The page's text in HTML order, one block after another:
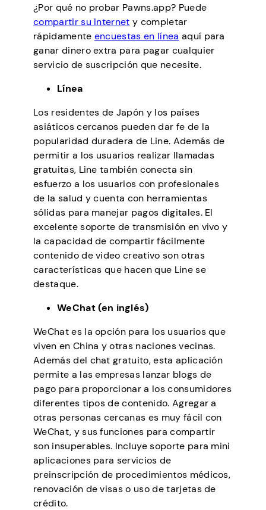
¿Por qué no probar Pawns.app? Puede
compartir su Internet y completar
rápidamente encuestas en línea aquí para
ganar dinero extra para pagar cualquier
servicio de suscripción que necesite.
Línea
Los residentes de Japón y los países
asiáticos cercanos pueden dar fe de la
popularidad duradera de Line. Además de
permitir a los usuarios realizar llamadas
gratuitas, Line también conecta sin
esfuerzo a los usuarios con profesionales
de la salud y cuenta con herramientas
sólidas para manejar pagos digitales. El
excelente soporte de transmisión en vivo y
la capacidad de compartir fácilmente
contenido de video creativo son otras
características que hacen que Line se
destaque.
WeChat (en inglés)
WeChat es la opción para los usuarios que
viven en China y otras naciones vecinas.
Además del chat gratuito, esta aplicación
permite a las empresas lanzar blogs de
pago para proporcionar a los consumidores
diferentes tipos de contenido. Agregar a
otras personas cercanas es muy fácil con
WeChat, y sus funciones para compartir
son insuperables. Incluye soporte para mini
aplicaciones para servicios de
preinscripción de procedimientos médicos,
renovación de visas o uso de tarjetas de
crédito.